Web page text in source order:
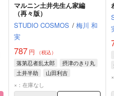
マルニン土井先生ん家編
（再々版）
STUDIO COSMOS / 梅川 和
実
787円 （税込）
落第忍者乱太郎
摂津のきり丸
土井半助
山田利吉
×：在庫なし